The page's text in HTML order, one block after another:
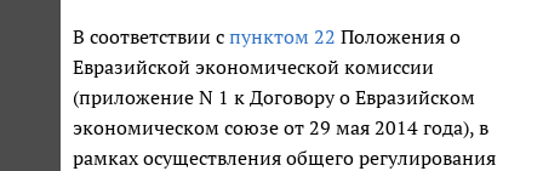
В соответствии с пунктом 22 Положения о
Евразийской экономической комиссии
(приложение N 1 к Договору о Евразийском
экономическом союзе от 29 мая 2014 года), в
рамках осуществления общего регулирования